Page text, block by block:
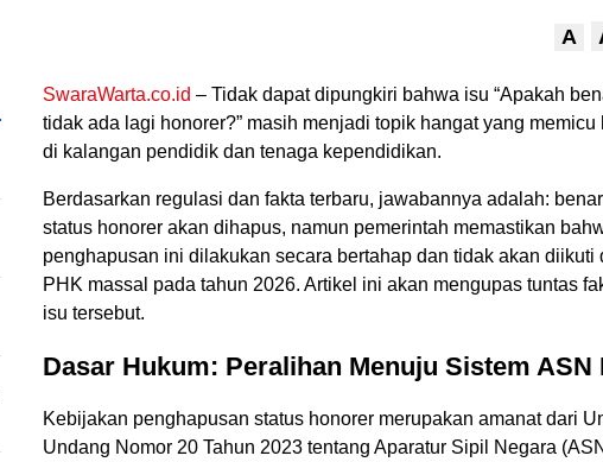
A
SwaraWarta.co.id – Tidak dapat dipungkiri bahwa isu “Apakah
tidak ada lagi honorer?” masih menjadi topik hangat yang memicu
di kalangan pendidik dan tenaga kependidikan.
Berdasarkan regulasi dan fakta terbaru, jawabannya adalah:
status honorer akan dihapus, namun pemerintah memastikan
penghapusan ini dilakukan secara bertahap dan tidak akan diikuti
PHK massal pada tahun 2026. Artikel ini akan mengupas tuntas
isu tersebut.
Dasar Hukum: Peralihan Menuju Sistem ASN
Kebijakan penghapusan status honorer merupakan amanat dari
Undang Nomor 20 Tahun 2023 tentang Aparatur Sipil Negara